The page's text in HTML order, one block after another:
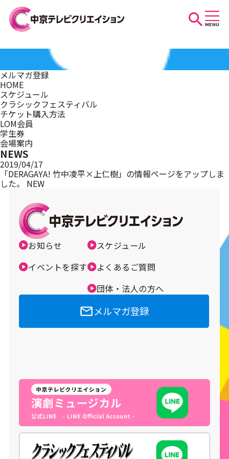
MENU
お知らせ
スケジュール
イベントを探す
団体・法人の方へ
メルマガ登録
メルマガ登録
HOME
スケジュール
クラシックフェスティバル
チケット購入方法
LOM会員
学生券
会場案内
NEWS
2019/04/17
「DERAGAYA! 竹中凌平×上仁樹」の情報ページをアップしま
した。 NEW
お知らせ
イベントを探す
スケジュール
よくあるご質問
団体・法人の方へ
メルマガ登録